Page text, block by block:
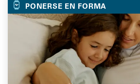
PONERSE EN FORMA